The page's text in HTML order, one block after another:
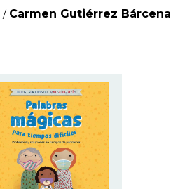
/ Carmen Gutiérrez Bárcena